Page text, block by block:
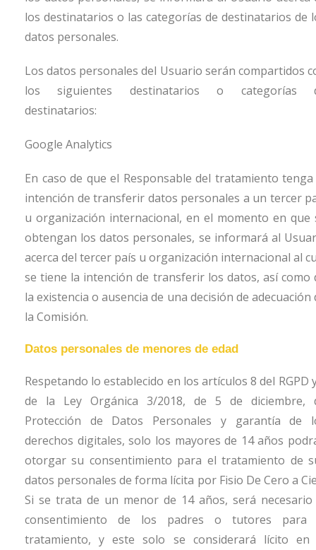
los destinatarios o las categorías de destinatarios de
datos personales.
Los datos personales del Usuario serán compartidos
los siguientes destinatarios o categorías
destinatarios:
Google Analytics
En caso de que el Responsable del tratamiento
intención de transferir datos personales a un tercer
u organización internacional, en el momento en que
obtengan los datos personales, se informará al
acerca del tercer país u organización internacional al
se tiene la intención de transferir los datos, así como
la existencia o ausencia de una decisión de adecuación
la Comisión.
Datos personales de menores de edad
Respetando lo establecido en los artículos 8 del RGPD
de la Ley Orgánica 3/2018, de 5 de diciembre,
Protección de Datos Personales y garantía de
derechos digitales, solo los mayores de 14 años
otorgar su consentimiento para el tratamiento de
datos personales de forma lícita por Fisio De Cero a
Si se trata de un menor de 14 años, será necesario
consentimiento de los padres o tutores para
tratamiento, y este solo se considerará lícito en